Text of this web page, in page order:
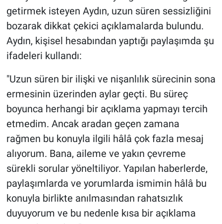
getirmek isteyen Aydın, uzun süren sessizliğini
bozarak dikkat çekici açıklamalarda bulundu.
Aydın, kişisel hesabından yaptığı paylaşımda şu
ifadeleri kullandı:
"Uzun süren bir ilişki ve nişanlılık sürecinin sona
ermesinin üzerinden aylar geçti. Bu süreç
boyunca herhangi bir açıklama yapmayı tercih
etmedim. Ancak aradan geçen zamana
rağmen bu konuyla ilgili hâlâ çok fazla mesaj
alıyorum. Bana, aileme ve yakın çevreme
sürekli sorular yöneltiliyor. Yapılan haberlerde,
paylaşımlarda ve yorumlarda ismimin hâlâ bu
konuyla birlikte anılmasından rahatsızlık
duyuyorum ve bu nedenle kısa bir açıklama